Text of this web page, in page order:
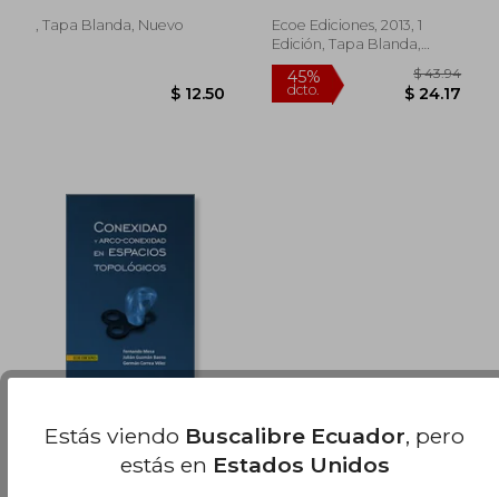
Rodr&Iacute;Guez;
Jos&Eacute; Luis
, Tapa Blanda, Nuevo
Correa Vélez
Ecoe Ediciones, 2013, 1
Edición, Tapa Blanda,
Nuevo
Conexidad y
Arcoconexidad en
Espacios Topológicos
Fernando Mesa, Julián
Estás viendo Buscalibre Ecuador, pero
estás en Estados Unidos